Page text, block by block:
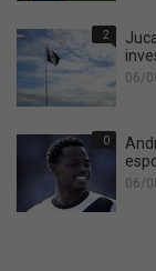
2
06/
0
06/